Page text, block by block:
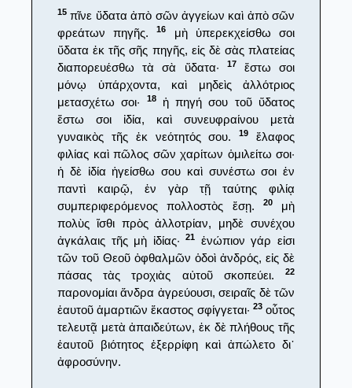
15 πῖνε ὕδατα ἀπὸ σῶν ἀγγείων καὶ ἀπὸ σῶν
φρεάτων πηγῆς.16
μὴ ὑπερεκχείσθω σοι
ὕδατα ἐκ τῆς σῆς πηγῆς, εἰς δὲ σὰς πλατείας
διαπορευέσθω τὰ σὰ ὕδατα·
17
ἔστω σοι
μόνῳ ὑπάρχοντα, καὶ μηδεὶς ἀλλότριος
μετασχέτω σοι·
18ἡ πηγή σου τοῦ ὕδατος
ἔστω σοι ἰδία, καὶ συνευφραίνου μετὰ
γυναικὸς τῆς ἐκ νεότητός σου.19
ἔλαφος
φιλίας καὶ πῶλος σῶν χαρίτων ὁμιλείτω σοι·
ἡ δὲ ἰδία ἡγείσθω σου καὶ συνέστω σοι ἐν
παντὶ καιρῷ, ἐν γὰρ τῇ ταύτης φιλίᾳ
συμπεριφερόμενος πολλοστὸς ἔσῃ.
20μὴ
πολὺς ἴσθι πρὸς ἀλλοτρίαν, μηδὲ συνέχου
ἀγκάλαις τῆς μὴ ἰδίας·21
ἐνώπιον γάρ εἰσι
τῶν τοῦ Θεοῦ ὀφθαλμῶν ὁδοὶ ἀνδρός, εἰς δὲ
πάσας τὰς τροχιὰς αὐτοῦ σκοπεύει.
22
παρονομίαι ἄνδρα ἀγρεύουσι, σειραῖς δὲ τῶν
ἑαυτοῦ ἁμαρτιῶν ἕκαστος σφίγγεται· 23οὗτος
τελευτᾷ μετὰ ἀπαιδεύτων, ἐκ δὲ πλήθους τῆς
ἑαυτοῦ βιότητος ἐξερρίφη καὶ ἀπώλετο δι᾿
ἀφροσύνην.